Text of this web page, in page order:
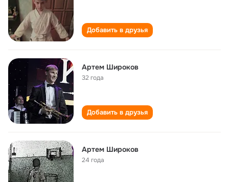
Добавить в друзья
Артем Широков
32 года
Добавить в друзья
Артем Широков
24 года